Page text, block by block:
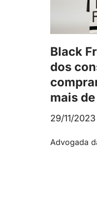
Black
dos
mais
29/11/2023
Advogada